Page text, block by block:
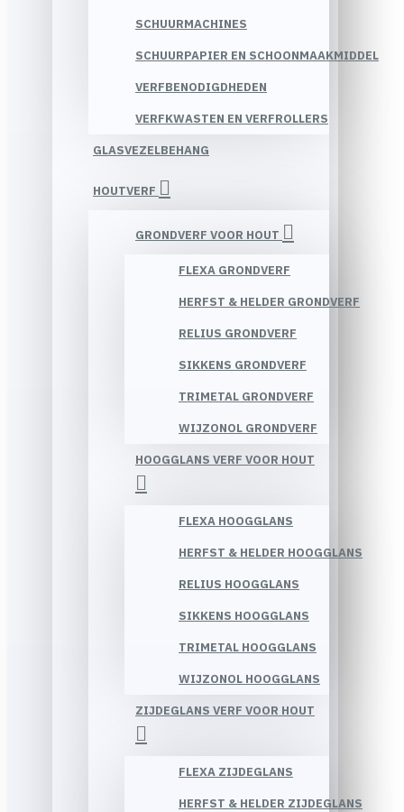
SCHUURMACHINES
SCHUURPAPIER EN SCHOONMAAKMIDDEL
VERFBENODIGDHEDEN
VERFKWASTEN EN VERFROLLERS
GLASVEZELBEHANG
HOUTVERF
GRONDVERF VOOR HOUT
FLEXA GRONDVERF
HERFST & HELDER GRONDVERF
RELIUS GRONDVERF
SIKKENS GRONDVERF
TRIMETAL GRONDVERF
WIJZONOL GRONDVERF
HOOGGLANS VERF VOOR HOUT
FLEXA HOOGGLANS
HERFST & HELDER HOOGGLANS
RELIUS HOOGGLANS
SIKKENS HOOGGLANS
TRIMETAL HOOGGLANS
WIJZONOL HOOGGLANS
ZIJDEGLANS VERF VOOR HOUT
FLEXA ZIJDEGLANS
HERFST & HELDER ZIJDEGLANS